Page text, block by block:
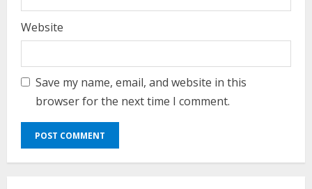
Website
Save my name, email, and website in this
browser for the next time I comment.